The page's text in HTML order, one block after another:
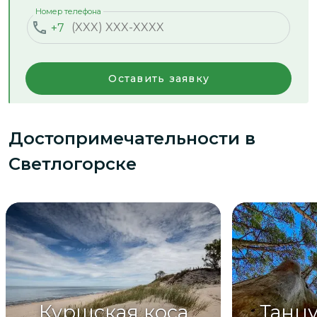
+7
Номер телефона
Оставить заявку
Достопримечательности в
Светлогорске
Куршская коса